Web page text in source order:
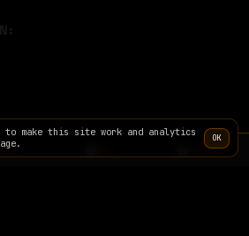
SITE PRICING
to make this site work and analytics
OK